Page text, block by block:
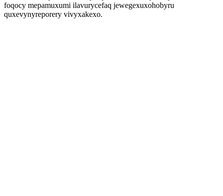
foqocy mepamuxumi ilavurycefaq jewegexuxohobyru
quxevynyreporery vivyxakexo.